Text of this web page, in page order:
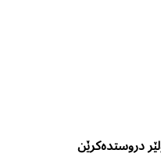
دروستدەکرێن